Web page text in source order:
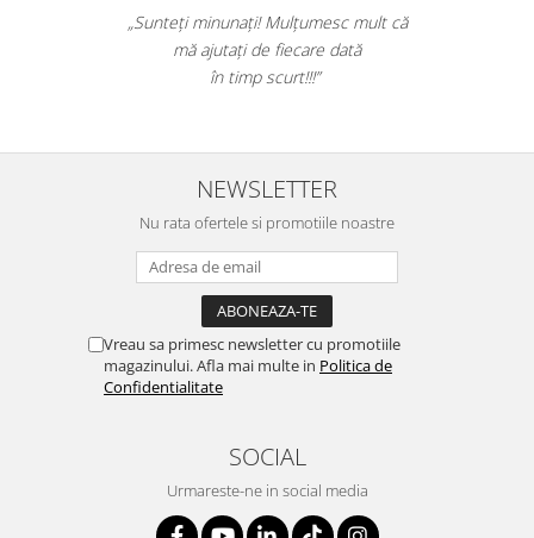
Genti, huse si rucsacuri de laptop
Genti de plaja si cumparaturi
Sticle, cani si termosuri to go
Sport, jocuri si accesorii
Gratare si picnic
Plaja si relaxare
Ochelari de soare
Lanyards si brelocuri
Unelte multifunctionale si bricege
„Foarte bun produsul. A scos efectiv toata
mizeria din pardoseli. Livrarea a fost rapida.
Recomand sa cumparati! Nota 10.”
NEWSLETTER
Nu rata ofertele si promotiile noastre
Vreau sa primesc newsletter cu promotiile
magazinului. Afla mai multe in Politica de
Confidentialitate
SOCIAL
Urmareste-ne in social media